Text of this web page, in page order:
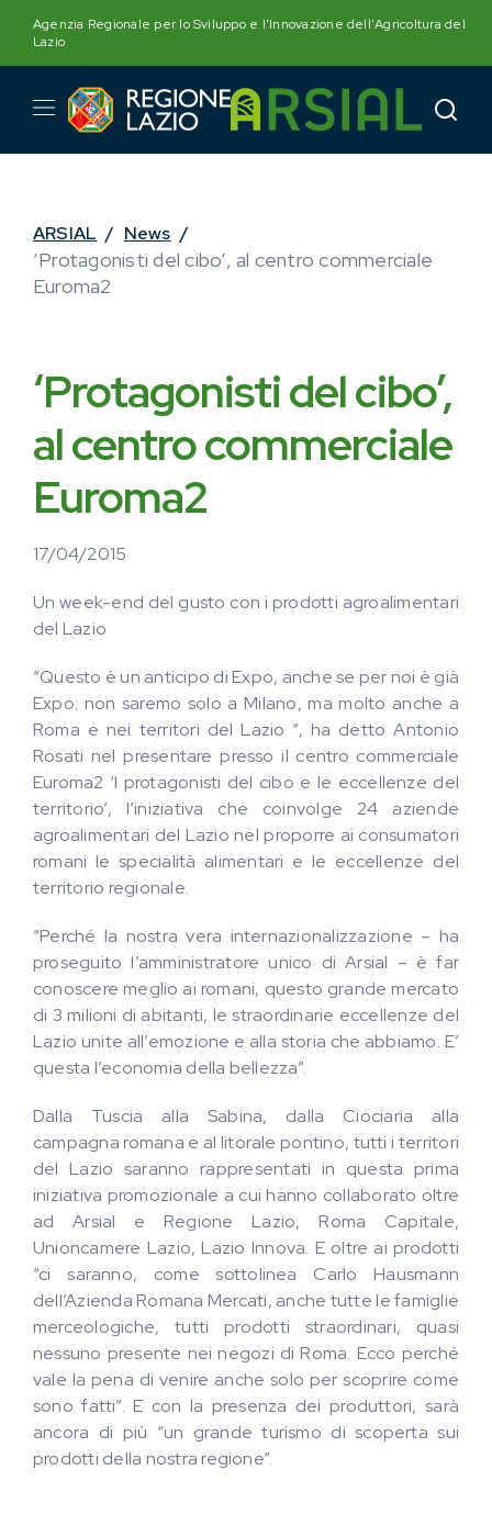
content
Agenzia Regionale per lo Sviluppo e l'Innovazione dell'Agricoltura del
Lazio
ARSIAL / News /
‘Protagonisti del cibo’, al centro commerciale
Euroma2
‘Protagonisti del cibo’,
al centro commerciale
Euroma2
17/04/2015
Un week-end del gusto con i prodotti agroalimentari
del Lazio
“Questo è un anticipo di Expo, anche se per noi è già
Expo: non saremo solo a Milano, ma molto anche a
Roma e nei territori del Lazio “, ha detto Antonio
Rosati nel presentare presso il centro commerciale
Euroma2 ‘I protagonisti del cibo e le eccellenze del
territorio’, l’iniziativa che coinvolge 24 aziende
agroalimentari del Lazio nel proporre ai consumatori
romani le specialità alimentari e le eccellenze del
territorio regionale.
“Perché la nostra vera internazionalizzazione – ha
proseguito l’amministratore unico di Arsial – è far
conoscere meglio ai romani, questo grande mercato
di 3 milioni di abitanti, le straordinarie eccellenze del
Lazio unite all’emozione e alla storia che abbiamo. E’
questa l’economia della bellezza”.
Dalla Tuscia alla Sabina, dalla Ciociaria alla
campagna romana e al litorale pontino, tutti i territori
del Lazio saranno rappresentati in questa prima
iniziativa promozionale a cui hanno collaborato oltre
ad Arsial e Regione Lazio, Roma Capitale,
Unioncamere Lazio, Lazio Innova. E oltre ai prodotti
“ci saranno, come sottolinea Carlo Hausmann
dell’Azienda Romana Mercati, anche tutte le famiglie
merceologiche, tutti prodotti straordinari, quasi
nessuno presente nei negozi di Roma. Ecco perché
vale la pena di venire anche solo per scoprire come
sono fatti”. E con la presenza dei produttori, sarà
ancora di più “un grande turismo di scoperta sui
prodotti della nostra regione”.